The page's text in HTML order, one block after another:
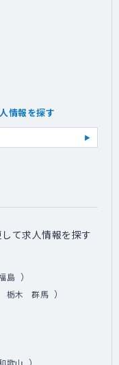
情報を探す
て求人情報を探す
島 ）
栃木 群馬 ）
歌山 ）